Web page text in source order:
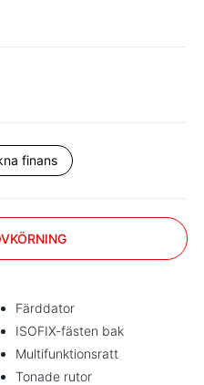
finans
Färddator
ISOFIX-fästen bak
Multifunktionsratt
Tonade rutor